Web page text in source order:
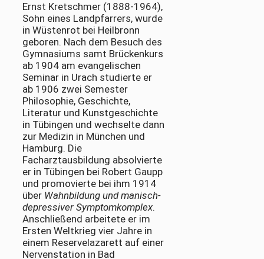
Ernst Kretschmer (1888-1964),
Sohn eines Landpfarrers, wurde
in Wüstenrot bei Heilbronn
geboren. Nach dem Besuch des
Gymnasiums samt Brückenkurs
ab 1904 am evangelischen
Seminar in Urach studierte er
ab 1906 zwei Semester
Philosophie, Geschichte,
Literatur und Kunstgeschichte
in Tübingen und wechselte dann
zur Medizin in München und
Hamburg. Die
Facharztausbildung absolvierte
er in Tübingen bei Robert Gaupp
und promovierte bei ihm 1914
über Wahnbildung und manisch-
depressiver Symptomkomplex.
Anschließend arbeitete er im
Ersten Weltkrieg vier Jahre in
einem Reservelazarett auf einer
Nervenstation in Bad